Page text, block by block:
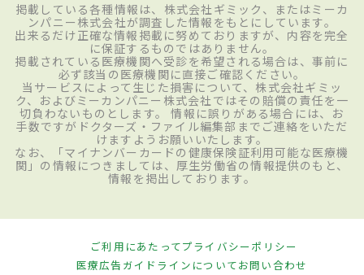
掲載している各種情報は、株式会社ギミック、またはミーカ
ンパニー株式会社が調査した情報をもとにしています。
出来るだけ正確な情報掲載に努めておりますが、内容を完全
に保証するものではありません。
掲載されている医療機関へ受診を希望される場合は、事前に
必ず該当の医療機関に直接ご確認ください。
当サービスによって生じた損害について、株式会社ギミッ
ク、およびミーカンパニー株式会社ではその賠償の責任を一
切負わないものとします。 情報に誤りがある場合には、お
手数ですがドクターズ・ファイル編集部までご連絡をいただ
けますようお願いいたします。
なお、「マイナンバーカードの健康保険証利用可能な医療機
関」の情報につきましては、厚生労働省の情報提供のもと、
情報を掲出しております。
ご利用にあたってプライバシーポリシー
医療広告ガイドラインについてお問い合わせ